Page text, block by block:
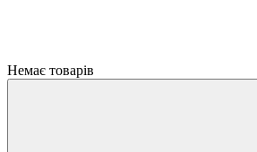
Немає товарів